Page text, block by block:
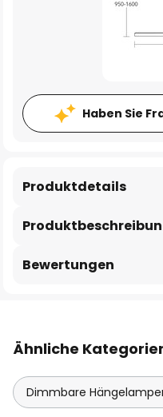
Haben Sie
Produktdetails
Bewertungen
Ähnliche
Dimmbare